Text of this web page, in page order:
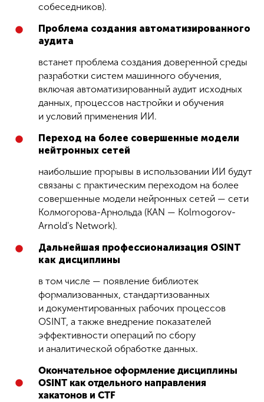
собеседников).
Проблема создания автоматизированного
аудита
встанет проблема создания доверенной среды
разработки систем машинного обучения,
включая автоматизированный аудит исходных
данных, процессов настройки и обучения
и условий применения ИИ.
Переход на более совершенные модели
нейтронных сетей
наибольшие прорывы в использовании ИИ будут
связаны с практическим переходом на более
совершенные модели нейронных сетей — сети
Колмогорова-Арнольда (KAN — Kolmogorov-
Arnold's Network).
Дальнейшая профессионализация OSINT
как дисциплины
в том числе — появление библиотек
формализованных, стандартизованных
и документированных рабочих процессов
OSINT, а также внедрение показателей
эффективности операций по сбору
и аналитической обработке данных.
Окончательное оформление дисциплины
OSINT как отдельного направления
хакатонов и CTF